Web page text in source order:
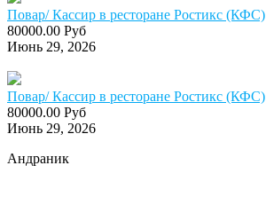
Повар/ Кассир в ресторане Ростикс (КФС)
80000.00 Руб
Июнь 29, 2026
Повар/ Кассир в ресторане Ростикс (КФС)
80000.00 Руб
Июнь 29, 2026
Андраник